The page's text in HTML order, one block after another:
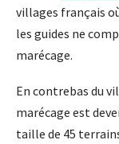
villages français
les guides ne
marécage.
En contrebas du
marécage est
taille de 45